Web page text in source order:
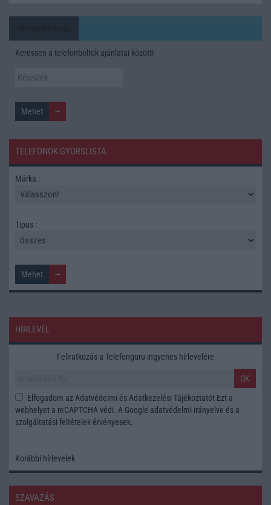
Keressen a telefonboltok ajánlatai között!
TELEFONOK GYORSLISTA
Márka :
Tipus :
HÍRLEVÉL
Feliratkozás a Telefonguru ingyenes hírlevelére
OK
Elfogadom az Adatvédelmi és Adatkezelési Tájékoztatót Ezt a
webhelyet a reCAPTCHA védi. A Google adatvédelmi irányelve és a
szolgáltatási feltételek érvényesek.
Korábbi hírlevelek
SZAVAZÁS